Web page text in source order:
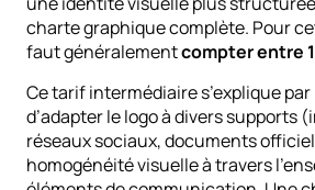
charte graphique complète. Pour
faut généralementcompter entre
Ce tarif intermédiaire s’explique
d’adapter le logo à divers supports
réseaux sociaux, documents
homogénéité visuelle à travers